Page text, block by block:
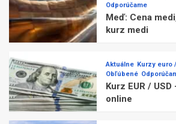
Odporúčame
Meď: Cena
kurz medi
Aktuálne Kurzy euro
Obľúbené
Kurz EUR /
online